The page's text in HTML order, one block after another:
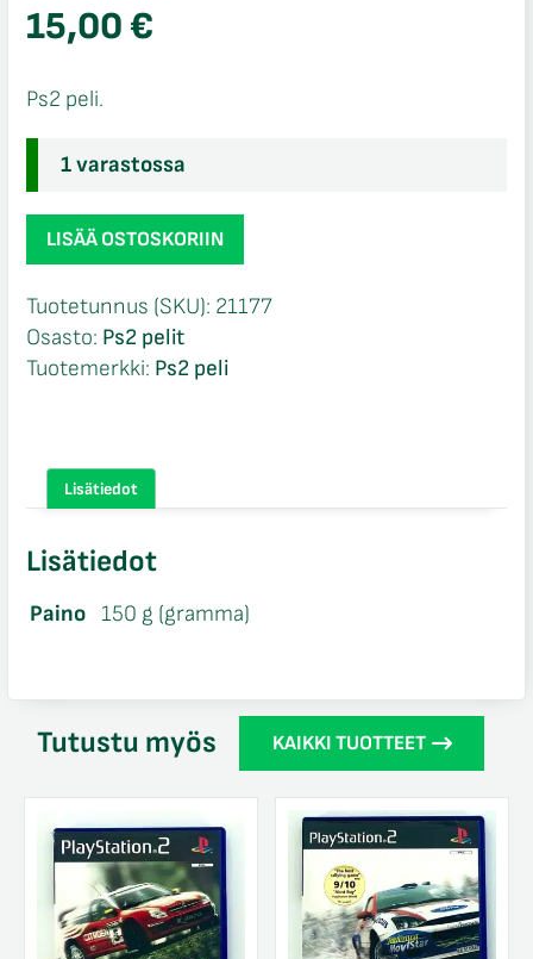
15,00€
Ps2 peli.
1 varastossa
Gudfadern
Ps2
LISÄÄ OSTOSKORIIN
Tuotetunnus (SKU): 21177
Osasto: Ps2 pelit
Tuotemerkki: Ps2 peli
Lisätiedot
Lisätiedot
Paino 150 g (gramma)
Tutustu myös KAIKKI TUOTTEET